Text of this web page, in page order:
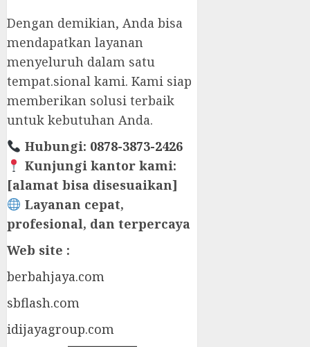
Dengan demikian, Anda bisa
mendapatkan layanan
menyeluruh dalam satu
tempat.sional kami. Kami siap
memberikan solusi terbaik
untuk kebutuhan Anda.
Hubungi: 0878-3873-2426
Kunjungi kantor kami:
[alamat bisa disesuaikan]
Layanan cepat,
profesional, dan terpercaya
Web site :
berbahjaya.com
sbflash.com
idijayagroup.com